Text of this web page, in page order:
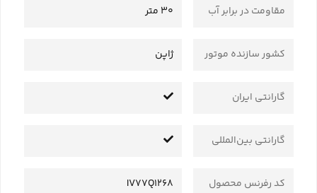
مقاومت در برابر آب 30 متر
کشور سازنده موتور ژاپن
گارانتی ایران
گارانتی بین‌المللی
کد رفرنس محصول IV77Q1268